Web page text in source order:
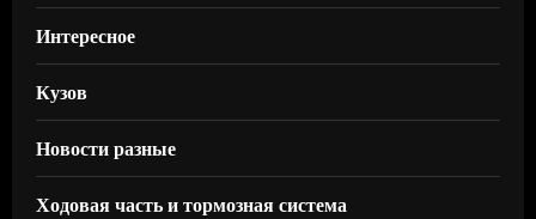
Интересное
Кузов
Новости разные
Ходовая часть и тормозная система